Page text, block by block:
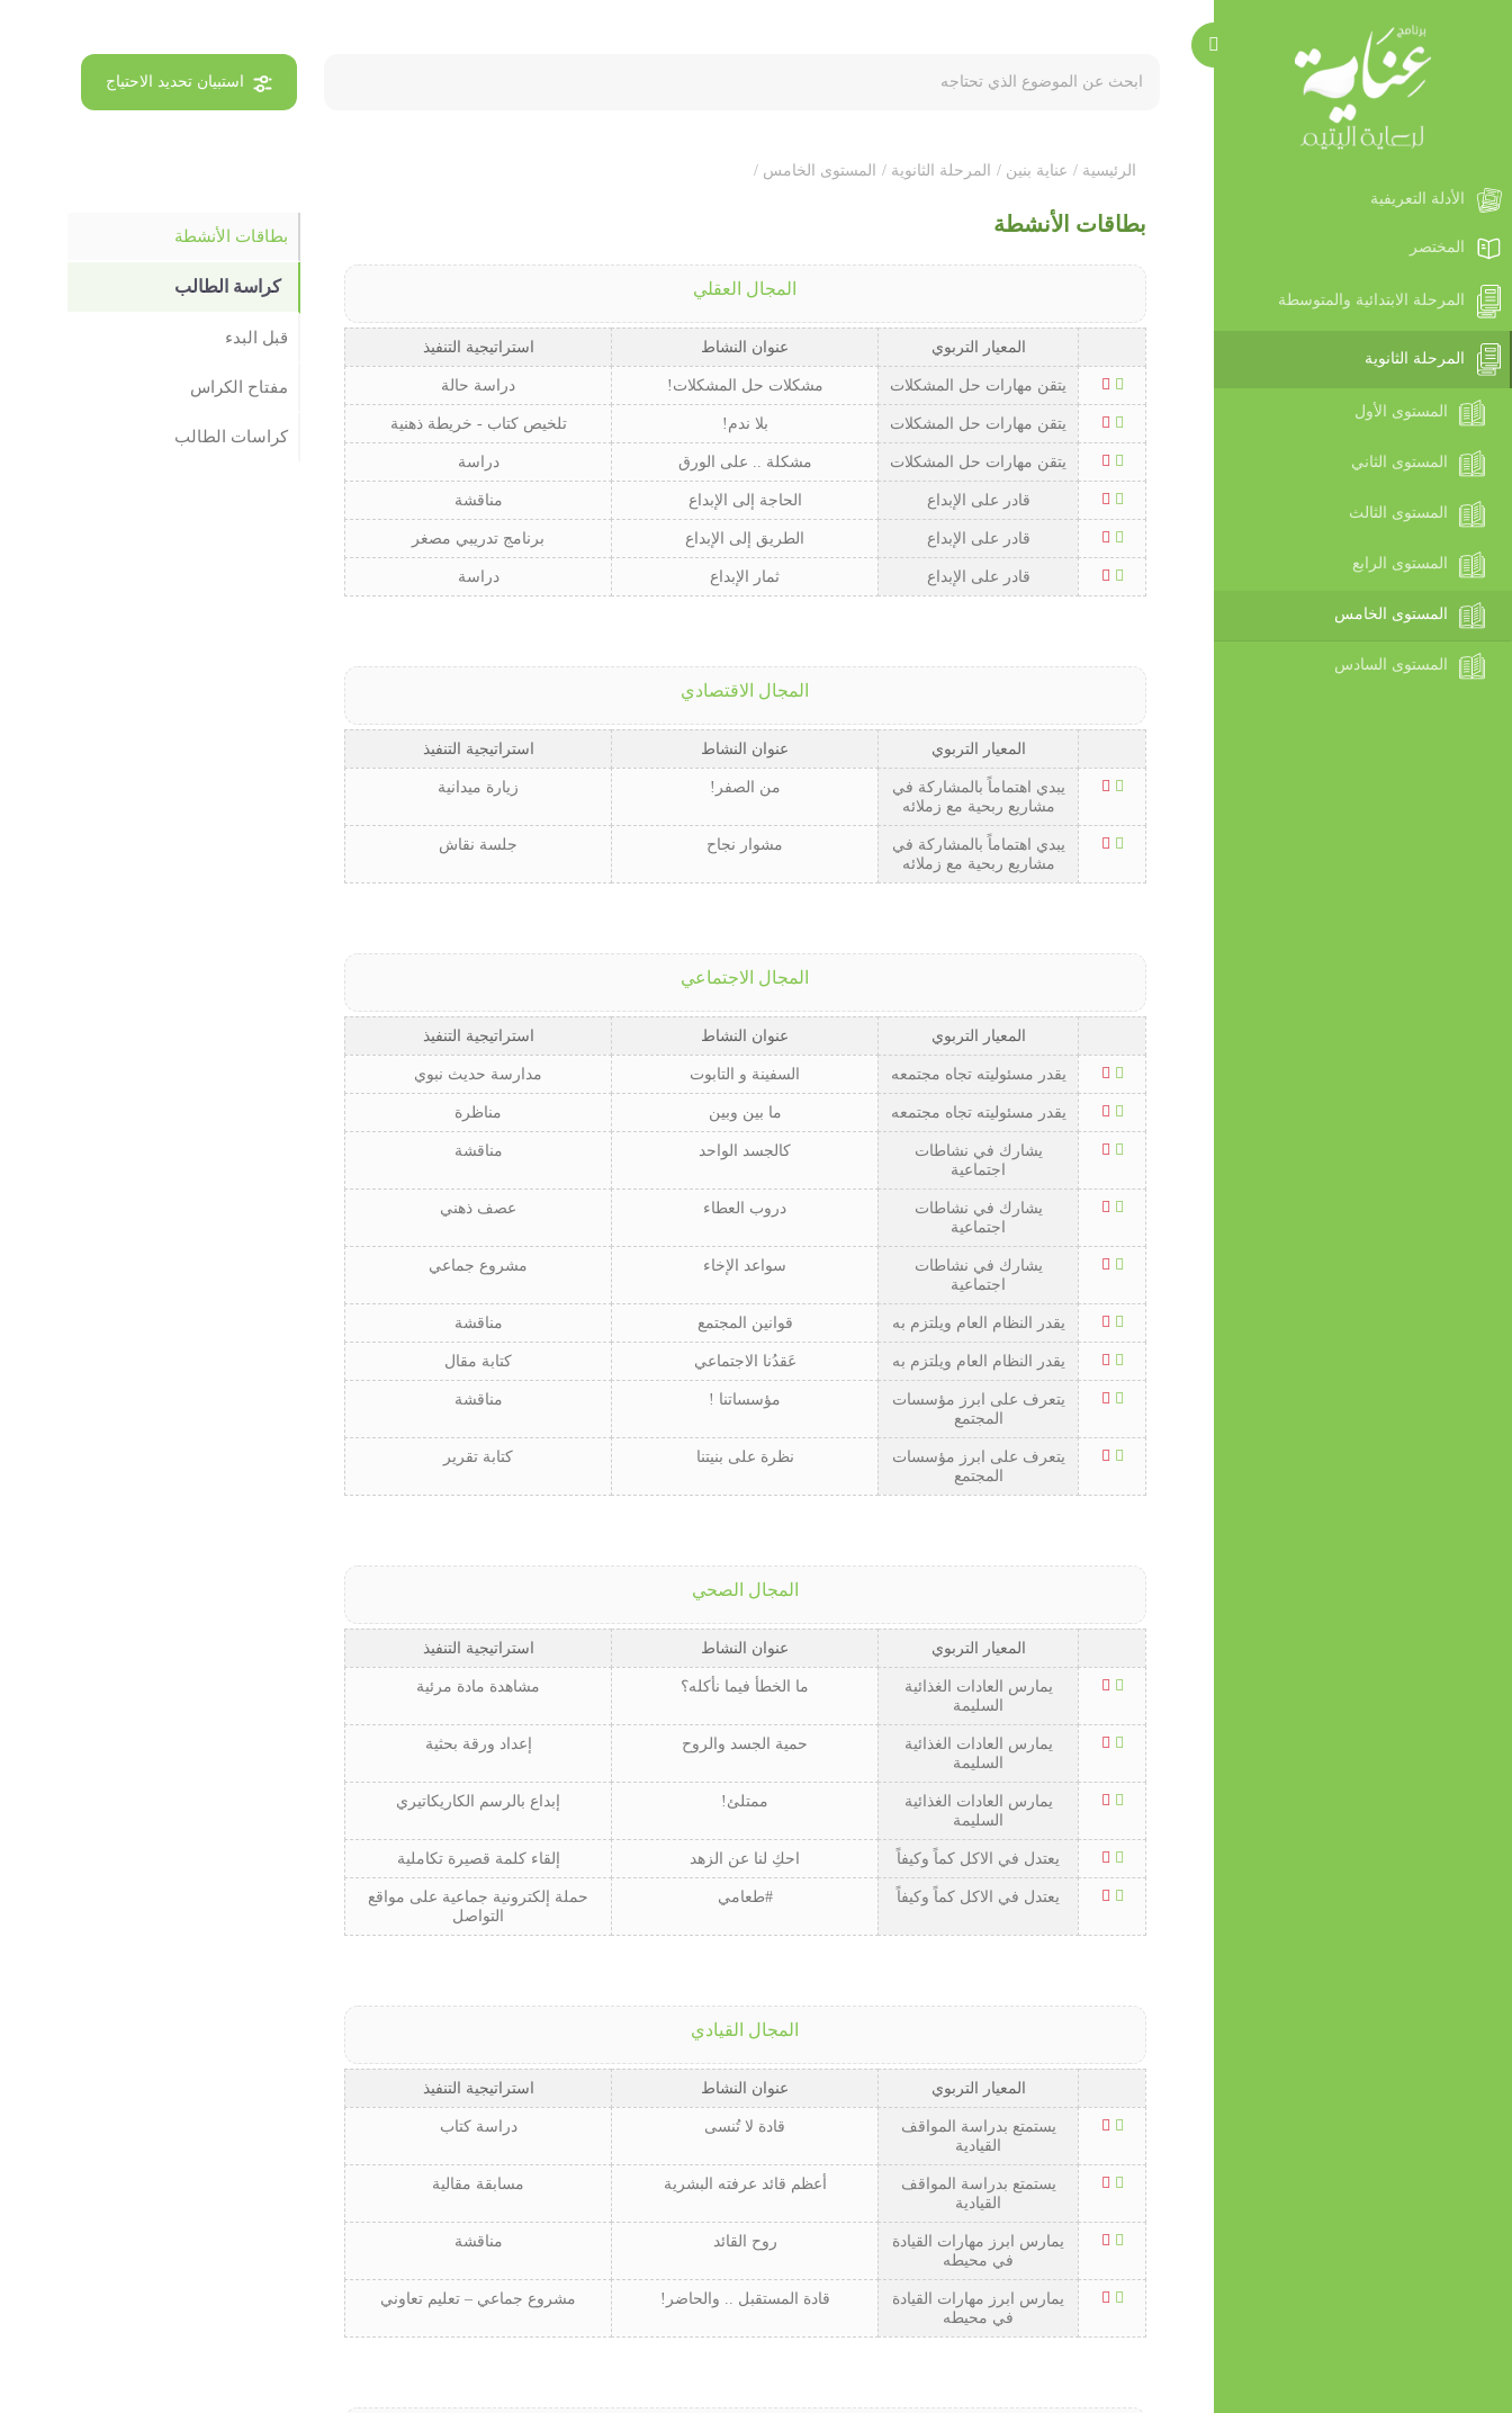
الأدلة التعريفية
المختصر
المرحلة الابتدائية والمتوسطة
المرحلة الثانوية
المستوى الأول
المستوى الثاني
المستوى الثالث
المستوى الرابع
المستوى الخامس
المستوى السادس
استبيان تحديد الاحتياج
الرئيسية / عناية بنين / المرحلة الثانوية / المستوى الخامس /
بطاقات الأنشطة
المجال العقلي
المعيار التربوي عنوان النشاط استراتيجية التنفيذ
يتقن مهارات حل المشكلات مشكلات حل المشكلات! دراسة حالة
يتقن مهارات حل المشكلات بلا ندم! تلخيص كتاب - خريطة ذهنية
يتقن مهارات حل المشكلات مشكلة .. على الورق دراسة
قادر على الإبداع الحاجة إلى الإبداع مناقشة
قادر على الإبداع الطريق إلى الإبداع برنامج تدريبي مصغر
قادر على الإبداع ثمار الإبداع دراسة
المجال الاقتصادي
المعيار التربوي عنوان النشاط استراتيجية التنفيذ
يبدي اهتماماً بالمشاركة في
مشاريع ربحية مع زملائه
من الصفر! زيارة ميدانية
يبدي اهتماماً بالمشاركة في
مشاريع ربحية مع زملائه
مشوار نجاح جلسة نقاش
المجال الاجتماعي
المعيار التربوي عنوان النشاط استراتيجية التنفيذ
يقدر مسئوليته تجاه مجتمعه السفينة و التابوت مدارسة حديث نبوي
يقدر مسئوليته تجاه مجتمعه ما بين وبين مناظرة
يشارك في نشاطات
اجتماعية
كالجسد الواحد مناقشة
يشارك في نشاطات
اجتماعية
دروب العطاء عصف ذهني
يشارك في نشاطات
اجتماعية
سواعد الإخاء مشروع جماعي
يقدر النظام العام ويلتزم به قوانين المجتمع مناقشة
يقدر النظام العام ويلتزم به عَقدُنا الاجتماعي كتابة مقال
يتعرف على ابرز مؤسسات
المجتمع
مؤسساتنا ! مناقشة
يتعرف على ابرز مؤسسات
المجتمع
نظرة على بنيتنا كتابة تقرير
المجال الصحي
المعيار التربوي عنوان النشاط استراتيجية التنفيذ
يمارس العادات الغذائية
السليمة
ما الخطأ فيما نأكله؟ مشاهدة مادة مرئية
يمارس العادات الغذائية
السليمة
حمية الجسد والروح إعداد ورقة بحثية
يمارس العادات الغذائية
السليمة
ممتلئ! إبداع بالرسم الكاريكاتيري
يعتدل في الاكل كماً وكيفاً احكِ لنا عن الزهد إلقاء كلمة قصيرة تكاملية
يعتدل في الاكل كماً وكيفاً #طعامي
حملة إلكترونية جماعية على مواقع
التواصل
المجال القيادي
المعيار التربوي عنوان النشاط استراتيجية التنفيذ
يستمتع بدراسة المواقف
القيادية
قادة لا تُنسى دراسة كتاب
يستمتع بدراسة المواقف
القيادية
أعظم قائد عرفته البشرية مسابقة مقالية
يمارس ابرز مهارات القيادة
في محيطه
روح القائد مناقشة
يمارس ابرز مهارات القيادة
في محيطه
قادة المستقبل .. والحاضر! مشروع جماعي – تعليم تعاوني
بطاقات الأنشطة
كراسة الطالب
قبل البدء
مفتاح الكراس
كراسات الطالب